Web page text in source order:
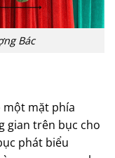
Bác
một mặt phía
gian trên bục cho
phát biểu